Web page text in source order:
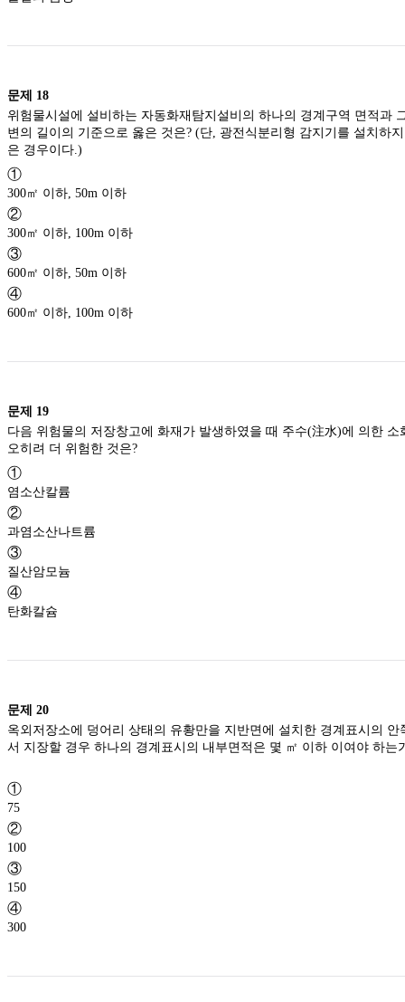
문제 18
위험물시설에 설비하는 자동화재탐지설비의 하나의 경계구역 면적과
변의 길이의 기준으로 옳은 것은? (단, 광전식분리형 감지기를 설치하
①
300㎡ 이하, 50m 이하
②
300㎡ 이하, 100m 이하
③
600㎡ 이하, 50m 이하
④
600㎡ 이하, 100m 이하
문제 19
다음 위험물의 저장창고에 화재가 발생하였을 때 주수(注水)에 의한 소
①
염소산칼륨
②
과염소산나트륨
③
질산암모늄
④
탄화칼슘
문제 20
옥외저장소에 덩어리 상태의 유황만을 지반면에 설치한 경계표시의 안
서 지장할 경우 하나의 경계표시의 내부면적은 몇 ㎡ 이하 이여야 하는
①
75
②
100
③
150
④
300